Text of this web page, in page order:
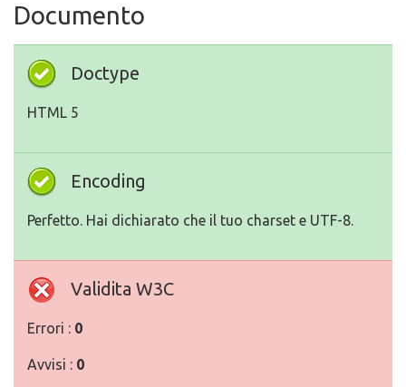
Documento
Doctype
HTML 5
Encoding
Perfetto. Hai dichiarato che il tuo charset e UTF-8.
Validita W3C
Errori : 0
Avvisi : 0